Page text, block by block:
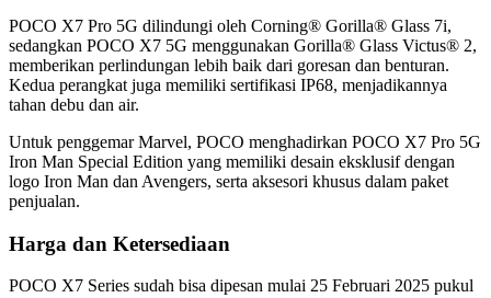
POCO X7 Pro 5G dilindungi oleh Corning® Gorilla® Glass 7i,
sedangkan POCO X7 5G menggunakan Gorilla® Glass Victus® 2,
memberikan perlindungan lebih baik dari goresan dan benturan.
Kedua perangkat juga memiliki sertifikasi IP68, menjadikannya
tahan debu dan air.
Untuk penggemar Marvel, POCO menghadirkan POCO X7 Pro 5G
Iron Man Special Edition yang memiliki desain eksklusif dengan
logo Iron Man dan Avengers, serta aksesori khusus dalam paket
penjualan.
Harga dan Ketersediaan
POCO X7 Series sudah bisa dipesan mulai 25 Februari 2025 pukul